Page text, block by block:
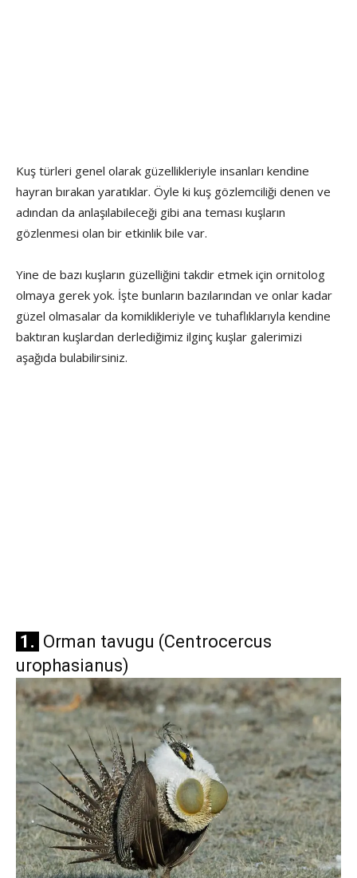
Kuş türleri genel olarak güzellikleriyle insanları kendine
hayran bırakan yaratıklar. Öyle ki kuş gözlemciliği denen ve
adından da anlaşılabileceği gibi ana teması kuşların
gözlenmesi olan bir etkinlik bile var.
Yine de bazı kuşların güzelliğini takdir etmek için ornitolog
olmaya gerek yok. İşte bunların bazılarından ve onlar kadar
güzel olmasalar da komiklikleriyle ve tuhaflıklarıyla kendine
baktıran kuşlardan derlediğimiz ilginç kuşlar galerimizi
aşağıda bulabilirsiniz.
1. Orman tavugu (Centrocercus
urophasianus)